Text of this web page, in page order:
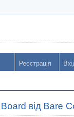
Реєстрація
від Bare